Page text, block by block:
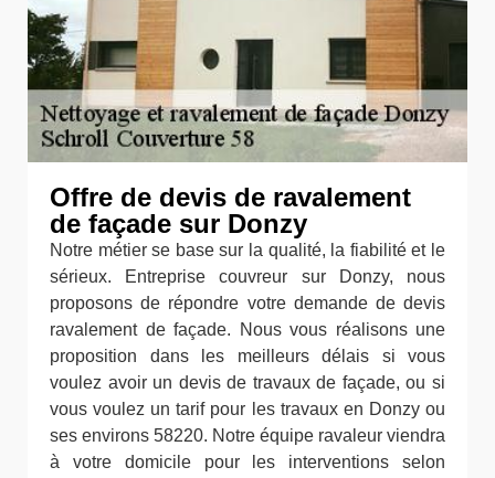
Offre de devis de ravalement
de façade sur Donzy
Notre métier se base sur la qualité, la fiabilité et le
sérieux. Entreprise couvreur sur Donzy, nous
proposons de répondre votre demande de devis
ravalement de façade. Nous vous réalisons une
proposition dans les meilleurs délais si vous
voulez avoir un devis de travaux de façade, ou si
vous voulez un tarif pour les travaux en Donzy ou
ses environs 58220. Notre équipe ravaleur viendra
à votre domicile pour les interventions selon